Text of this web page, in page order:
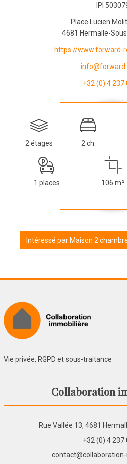
IPI
Place Lucien
4681 Hermalle-
https://www.forward-
+32 (0) 4 237
2 étages 2 ch.
1 places 106 m²
Intéressé par Maison 2
Vie privée, RGPD et sous-traitance
Collaboration
Rue Vallée 13, 4681
+32 (0) 4 237